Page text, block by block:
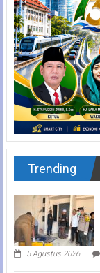
Trending
5 Agustus 2026